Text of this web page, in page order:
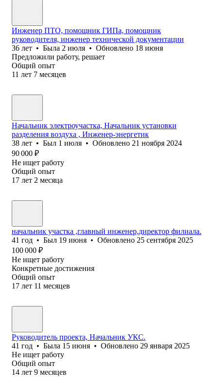
Инженер ПТО, помощник ГИПа, помощник
руководителя, инженер технической документации
36 лет • Была 2 июля • Обновлено 18 июня
Предложили работу, решает
Общий опыт
11 лет 7 месяцев
Начальник электроучастка, Начальник установки
разделения воздуха , Инженер-энергетик
38 лет • Был 1 июля • Обновлено 21 ноября 2024
90 000 ₽
Не ищет работу
Общий опыт
17 лет 2 месяца
начальник участка ,главный инженер,директор филиала.
41 год • Был 19 июня • Обновлено 25 сентября 2025
100 000 ₽
Не ищет работу
Конкретные достижения
Общий опыт
17 лет 11 месяцев
Руководитель проекта, Начальник УКС.
41 год • Была 15 июня • Обновлено 29 января 2025
Не ищет работу
Общий опыт
14 лет 9 месяцев